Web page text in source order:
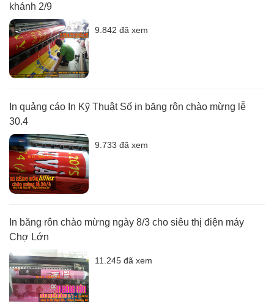
khánh 2/9
9.842 đã xem
In quảng cáo In Kỹ Thuật Số in băng rôn chào mừng lễ
30.4
9.733 đã xem
In băng rôn chào mừng ngày 8/3 cho siêu thị điện máy
Chợ Lớn
11.245 đã xem